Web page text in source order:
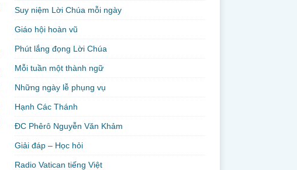
Suy niệm Lời Chúa mỗi ngày
Giáo hội hoàn vũ
Phút lắng đọng Lời Chúa
Mỗi tuần một thành ngữ
Những ngày lễ phụng vụ
Hạnh Các Thánh
ĐC Phêrô Nguyễn Văn Khảm
Giải đáp – Học hỏi
Radio Vatican tiếng Việt